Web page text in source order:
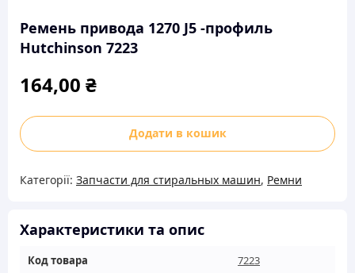
Ремень привода 1270 J5 -профиль
Hutchinson 7223
164,00 ₴
Ремень
привода
J5
Hutchinson
7223
кількість
Додати в кошик
Категорії: Запчасти для стиральных машин, Ремни
Характеристики та опис
Код товара 7223